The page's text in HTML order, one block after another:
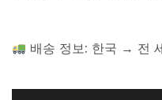
배송 정보: 한국 → 전